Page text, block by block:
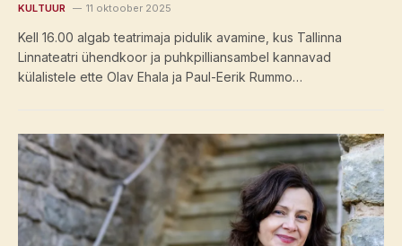
KULTUUR 11 oktoober 2025
Kell 16.00 algab teatrimaja pidulik avamine, kus Tallinna
Linnateatri ühendkoor ja puhkpilliansambel kannavad
külalistele ette Olav Ehala ja Paul-Eerik Rummo…